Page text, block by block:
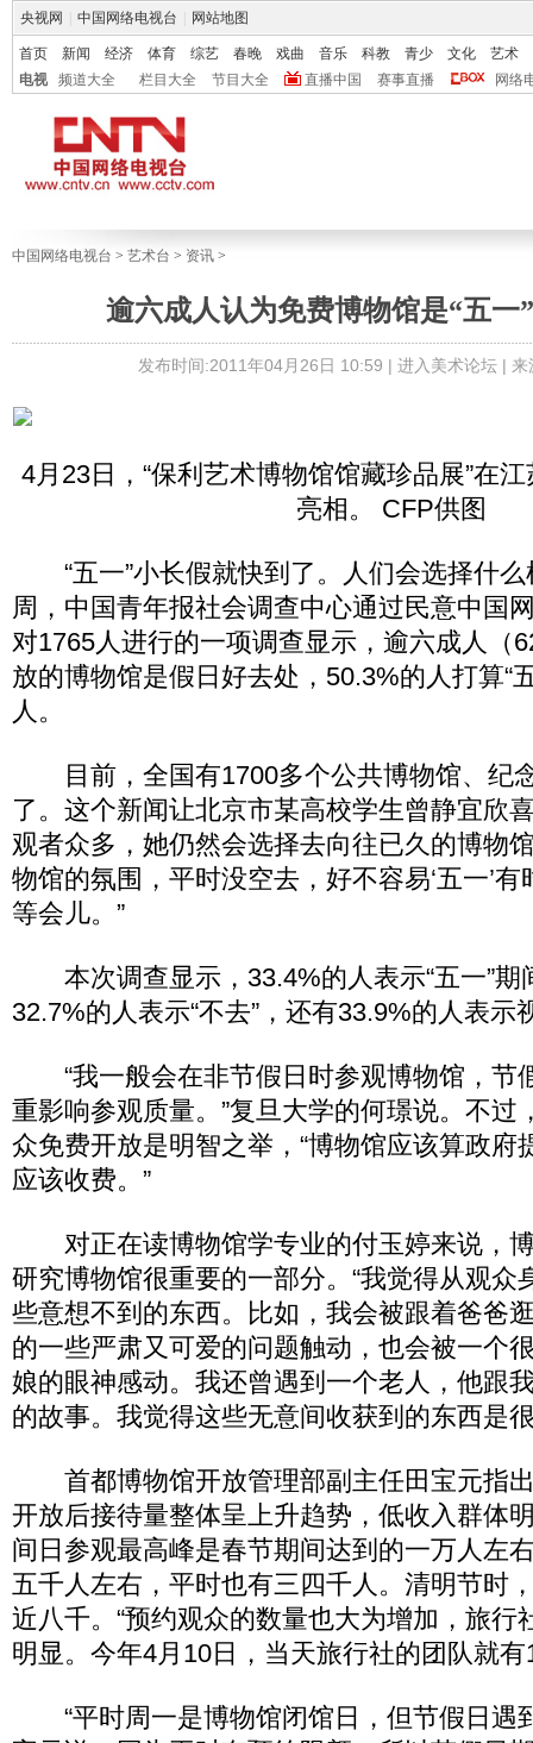
央视网 中国网络电视台 网站地图
首页 新闻 经济 体育 综艺 春晚 戏曲 音乐 科教 青少 文化
艺术
电视
频道大全 栏目大全 节目大全 直播中国 赛事直播 网络
中国网络电视台 > 艺术台 > 资讯 >
逾六成人认为免费博物馆是“五一
发布时间:2011年04月26日 10:59 | 进入美术论坛| 来
4月23日，“保利艺术博物馆馆藏珍品展”在
亮相。 CFP供图
“五一”小长假就快到了。人们会选择什么
周，中国青年报社会调查中心通过民意中国
对1765人进行的一项调查显示，逾六成人（
放的博物馆是假日好去处，50.3%的人打算“
人。
目前，全国有1700多个公共博物馆、纪
了。这个新闻让北京市某高校学生曾静宜欣
观者众多，她仍然会选择去向往已久的博物
物馆的氛围，平时没空去，好不容易‘五一’
等会儿。”
本次调查显示，33.4%的人表示“五一”期
32.7%的人表示“不去”，还有33.9%的人表示
“我一般会在非节假日时参观博物馆，节
重影响参观质量。”复旦大学的何璟说。不过
众免费开放是明智之举，“博物馆应该算政府
应该收费。”
对正在读博物馆学专业的付玉婷来说，
研究博物馆很重要的一部分。“我觉得从观众
些意想不到的东西。比如，我会被跟着爸爸
的一些严肃又可爱的问题触动，也会被一个
娘的眼神感动。我还曾遇到一个老人，他跟
的故事。我觉得这些无意间收获到的东西是
首都博物馆开放管理部副主任田宝元指
开放后接待量整体呈上升趋势，低收入群体
间日参观最高峰是春节期间达到的一万人左
五千人左右，平时也有三四千人。清明节时
近八千。“预约观众的数量也大为增加，旅行
明显。今年4月10日，当天旅行社的团队就有
“平时周一是博物馆闭馆日，但节假日遇